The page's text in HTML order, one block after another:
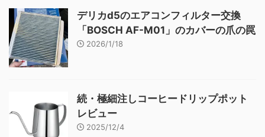
デリカd5のエアコンフィルター交換
「BOSCH AF-M01」のカバーの爪の罠
2026/1/18
続・極細注しコーヒードリップポット
レビュー
2025/12/4